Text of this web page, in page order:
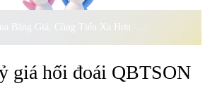
Vượt Qua Băng Giá, Cùng Tiến Xa Hơn ·500.000
giá hối đoái QBTSON